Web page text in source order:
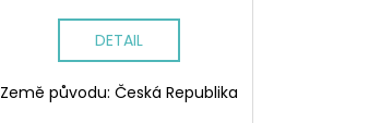
DETAIL
Země původu: Česká Republika